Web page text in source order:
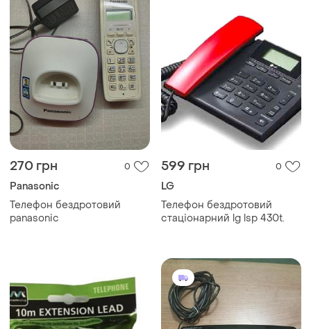
270 грн 0
Panasonic
Телефон бездротовий
panasonic
599 грн 0
LG
Телефон бездротовий
стаціонарний lg lsp 430t.